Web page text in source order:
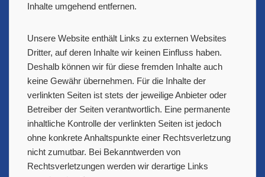
Inhalte umgehend entfernen.
Unsere Website enthält Links zu externen Websites
Dritter, auf deren Inhalte wir keinen Einfluss haben.
Deshalb können wir für diese fremden Inhalte auch
keine Gewähr übernehmen. Für die Inhalte der
verlinkten Seiten ist stets der jeweilige Anbieter oder
Betreiber der Seiten verantwortlich. Eine permanente
inhaltliche Kontrolle der verlinkten Seiten ist jedoch
ohne konkrete Anhaltspunkte einer Rechtsverletzung
nicht zumutbar. Bei Bekanntwerden von
Rechtsverletzungen werden wir derartige Links